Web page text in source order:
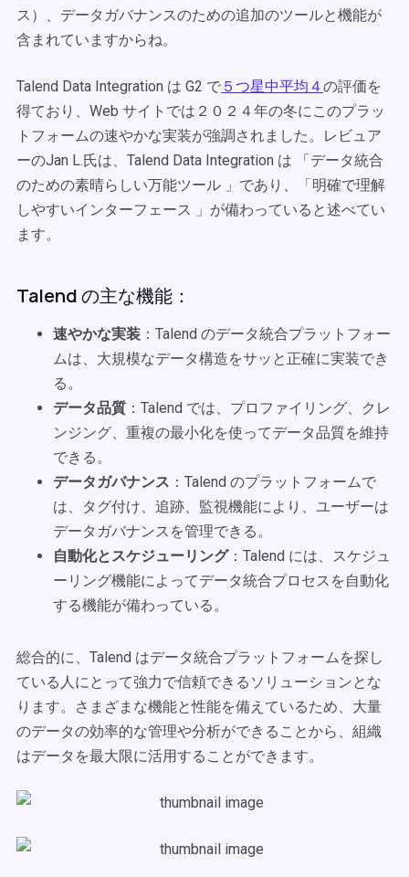
ス）、データガバナンスのための追加のツールと機能が
含まれていますからね。
Talend Data Integration は G2 で ５つ星中平均４の評価を
得ており、Web サイトでは２０２４年の冬にこのプラッ
トフォームの速やかな実装が強調されました。レビュア
ーのJan L.氏は、Talend Data Integration は 「データ統合
のための素晴らしい万能ツール 」であり、「明確で理解
しやすいインターフェース 」が備わっていると述べてい
ます。
Talend の主な機能：
速やかな実装 ：Talend のデータ統合プラットフォー
ムは、大規模なデータ構造をサッと正確に実装でき
る。
データ品質 ：Talend では、プロファイリング、クレ
ンジング、重複の最小化を使ってデータ品質を維持
できる。
データガバナンス ：Talend のプラットフォームで
は、タグ付け、追跡、監視機能により、ユーザーは
データガバナンスを管理できる。
自動化とスケジューリング：Talend には、スケジュ
ーリング機能によってデータ統合プロセスを自動化
する機能が備わっている。
総合的に、Talend はデータ統合プラットフォームを探し
ている人にとって強力で信頼できるソリューションとな
ります。さまざまな機能と性能を備えているため、大量
のデータの効率的な管理や分析ができることから、組織
はデータを最大限に活用することができます。